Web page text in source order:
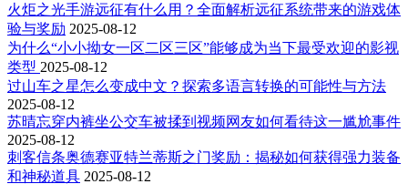
火炬之光手游远征有什么用？全面解析远征系统带来的游戏体
验与奖励 2025-08-12
为什么“小小拗女一区二区三区”能够成为当下最受欢迎的影视
类型 2025-08-12
过山车之星怎么变成中文？探索多语言转换的可能性与方法
2025-08-12
苏晴忘穿内裤坐公交车被揉到视频网友如何看待这一尴尬事件
2025-08-12
刺客信条奥德赛亚特兰蒂斯之门奖励：揭秘如何获得强力装备
和神秘道具 2025-08-12